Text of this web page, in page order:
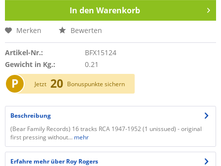
In den Warenkorb
Merken Bewerten
Artikel-Nr.:
BFX15124
Gewicht in Kg.:
0.21
P Jetzt 20 Bonuspunkte sichern
Beschreibung
(Bear Family Records) 16 tracks RCA 1947-1952 (1 unissued) - original
first pressing without... mehr
Erfahre mehr über Roy Rogers